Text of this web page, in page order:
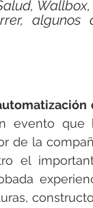
elektrotools-
algunos
evento que
de la
el